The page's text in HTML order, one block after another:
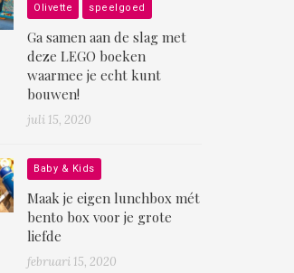
Olivette
speelgoed
Ga samen aan de slag met
deze LEGO boeken
waarmee je echt kunt
bouwen!
juli 15, 2020
Baby & Kids
Maak je eigen lunchbox mét
bento box voor je grote
liefde
februari 15, 2020